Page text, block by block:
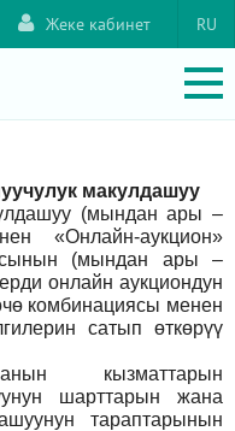
RU
Жеке кабинет
макулдашуу
(мындан ары –
«Онлайн-аукцион»
(мындан ары –
онлайн аукциондун
комбинациясы менен
сатып өткөрүү
кызматтарын
шарттарын жана
тараптарынын